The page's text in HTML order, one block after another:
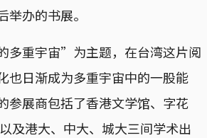
举办的书展。
多重宇宙”为主题，在台湾这片阅
也日渐成为多重宇宙中的一股能
参展商包括了香港文学馆、字花
及港大、中大、城大三间学术出